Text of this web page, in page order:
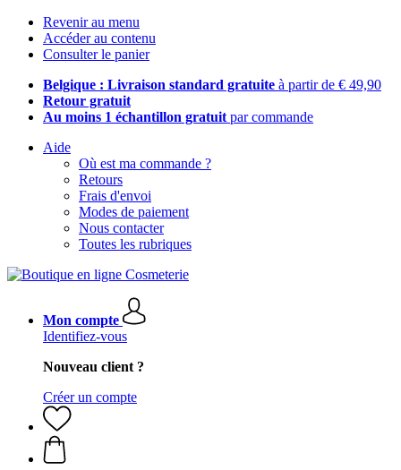
Revenir au menu
Accéder au contenu
Consulter le panier
Belgique : Livraison standard gratuite à partir de € 49,90
Retour gratuit
Au moins 1 échantillon gratuit par commande
Aide
Où est ma commande ?
Retours
Frais d'envoi
Modes de paiement
Nous contacter
Toutes les rubriques
Mon compte
Identifiez-vous
Nouveau client ?
Créer un compte